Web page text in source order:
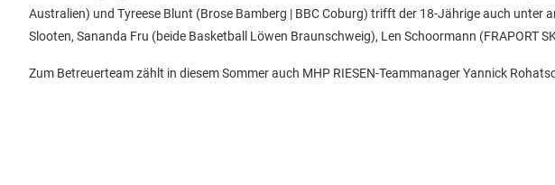
Australien) und Tyreese Blunt (Brose Bamberg | BBC Coburg) trifft der 18-Jährige auch unter
Slooten, Sananda Fru (beide Basketball Löwen Braunschweig), Len Schoormann (FRAPORT
Zum Betreuerteam zählt in diesem Sommer auch MHP RIESEN-Teammanager Yannick